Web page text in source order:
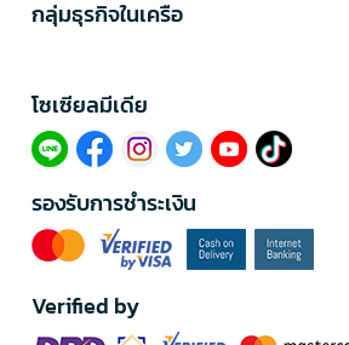
กลุ่มธุรกิจในเครือ
โซเซียลมีเดีย​
รองรับการชำระเงิน
Verified by